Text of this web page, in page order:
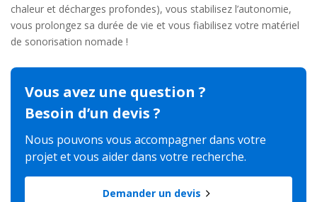
chaleur et décharges profondes), vous stabilisez l’autonomie,
vous prolongez sa durée de vie et vous fiabilisez votre matériel
de sonorisation nomade !
Vous avez une question ?
Besoin d’un devis ?
Nous pouvons vous accompagner dans votre
projet et vous aider dans votre recherche.
Demander un devis